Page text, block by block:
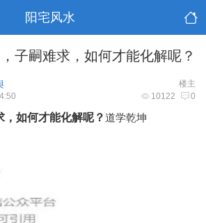
阳宅风水
子嗣难求，如何才能化解呢？
楼主
10122 0
，如何才能化解呢？道学乾坤